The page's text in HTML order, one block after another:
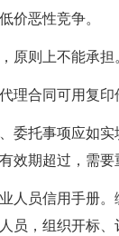
价恶性竞争。
原则上不能承担
理合同可用复印
委托事项应如
效期超过，需要
人员信用手册
员，组织开标